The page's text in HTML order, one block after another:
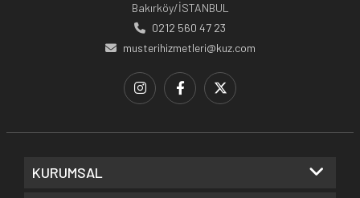
Bakırköy/İSTANBUL
0212 560 47 23
musterihizmetleri@kuz.com
KURUMSAL